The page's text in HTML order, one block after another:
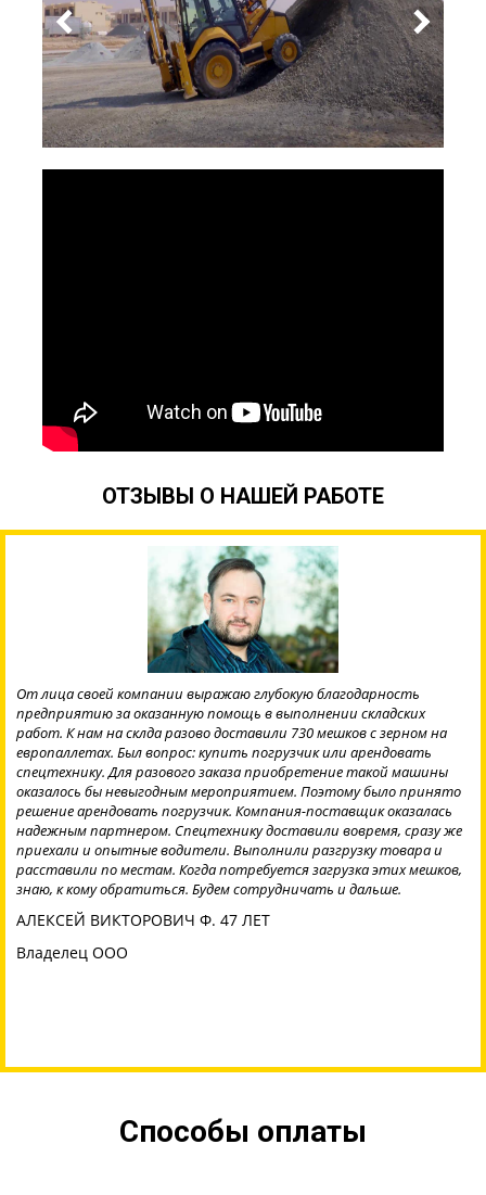
ОТЗЫВЫ О НАШЕЙ РАБОТЕ
От лица своей компании выражаю глубокую благодарность
предприятию за оказанную помощь в выполнении складских
работ. К нам на склда разово доставили 730 мешков с зерном на
европаллетах. Был вопрос: купить погрузчик или арендовать
спецтехнику. Для разового заказа приобретение такой машины
оказалось бы невыгодным мероприятием. Поэтому было принято
решение арендовать погрузчик. Компания-поставщик оказалась
надежным партнером. Спецтехнику доставили вовремя, сразу же
приехали и опытные водители. Выполнили разгрузку товара и
расставили по местам. Когда потребуется загрузка этих мешков,
знаю, к кому обратиться. Будем сотрудничать и дальше.
АЛЕКСЕЙ ВИКТОРОВИЧ Ф. 47 ЛЕТ
Владелец ООО
Способы оплаты